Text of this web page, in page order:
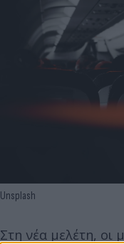
Unsplash
Στη νέα μελέτη, οι